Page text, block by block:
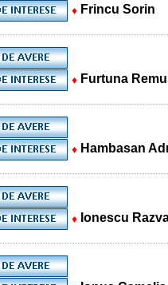
♦ Frincu Sorin
♦ Furtuna
♦ Hambasan
♦ Ionescu